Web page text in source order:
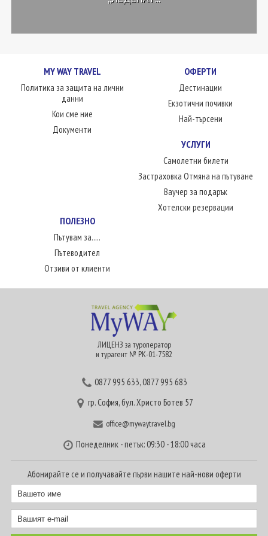
MY WAY TRAVEL
Политика за защита на лични
данни
Кои сме ние
Документи
ОФЕРТИ
Дестинации
Екзотични почивки
Най-търсени
УСЛУГИ
Самолетни билети
Застраховка Отмяна на пътуване
Ваучер за подарък
Хотелски резервации
ПОЛЕЗНО
Пътувам за.....
Пътеводител
Отзиви от клиенти
ЛИЦЕНЗ за туроператор
и турагент № РК-01-7582
0877 995 633,0877 995 683
гр. София, бул. Христо Ботев 57
office@mywaytravel.bg
Понеделник - петък: 09:30 - 18:00 часа
Абонирайте се и получавайте първи нашите най-нови оферти